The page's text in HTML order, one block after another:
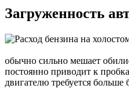
Загруженность
обычно сильно мешает
постоянно приводит к
двигателю требуется больше